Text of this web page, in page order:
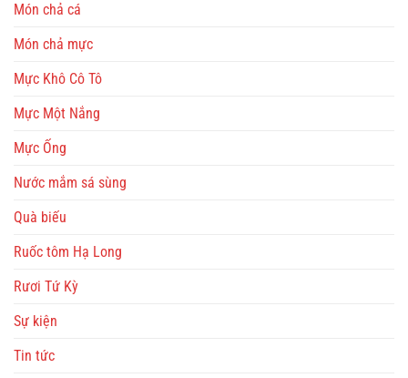
Món chả cá
Món chả mực
Mực Khô Cô Tô
Mực Một Nắng
Mực Ống
Nước mắm sá sùng
Quà biếu
Ruốc tôm Hạ Long
Rươi Tứ Kỳ
Sự kiện
Tin tức